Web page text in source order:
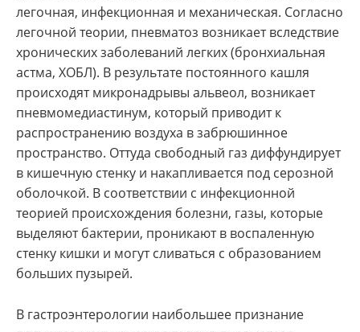
легочная, инфекционная и механическая. Согласно
легочной теории, пневматоз возникает вследствие
хронических заболеваний легких (бронхиальная
астма, ХОБЛ). В результате постоянного кашля
происходят микронадрывы альвеол, возникает
пневмомедиастинум, который приводит к
распространению воздуха в забрюшинное
пространство. Оттуда свободный газ диффундирует
в кишечную стенку и накапливается под серозной
оболочкой. В соответствии с инфекционной
теорией происхождения болезни, газы, которые
выделяют бактерии, проникают в воспаленную
стенку кишки и могут сливаться с образованием
больших пузырей.
В гастроэнтерологии наибольшее признание